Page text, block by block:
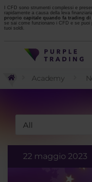
I CFD sono strumenti complessi e
rapidamente a causa della leva
proprio capitale quando fa trading
se sai come funzionano i CFD e se puoi
tuoi soldi.
Academy
22 maggio 2023